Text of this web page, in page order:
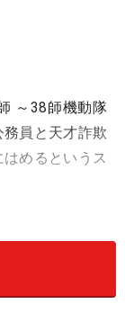
～38師機動隊
員と天才詐欺
めるというス
てもインタビ